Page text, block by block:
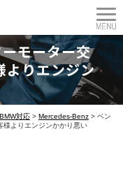
モーター交
よりエンジン
対応 > Mercedes-Benz > ベン
様よりエンジンかかり悪い